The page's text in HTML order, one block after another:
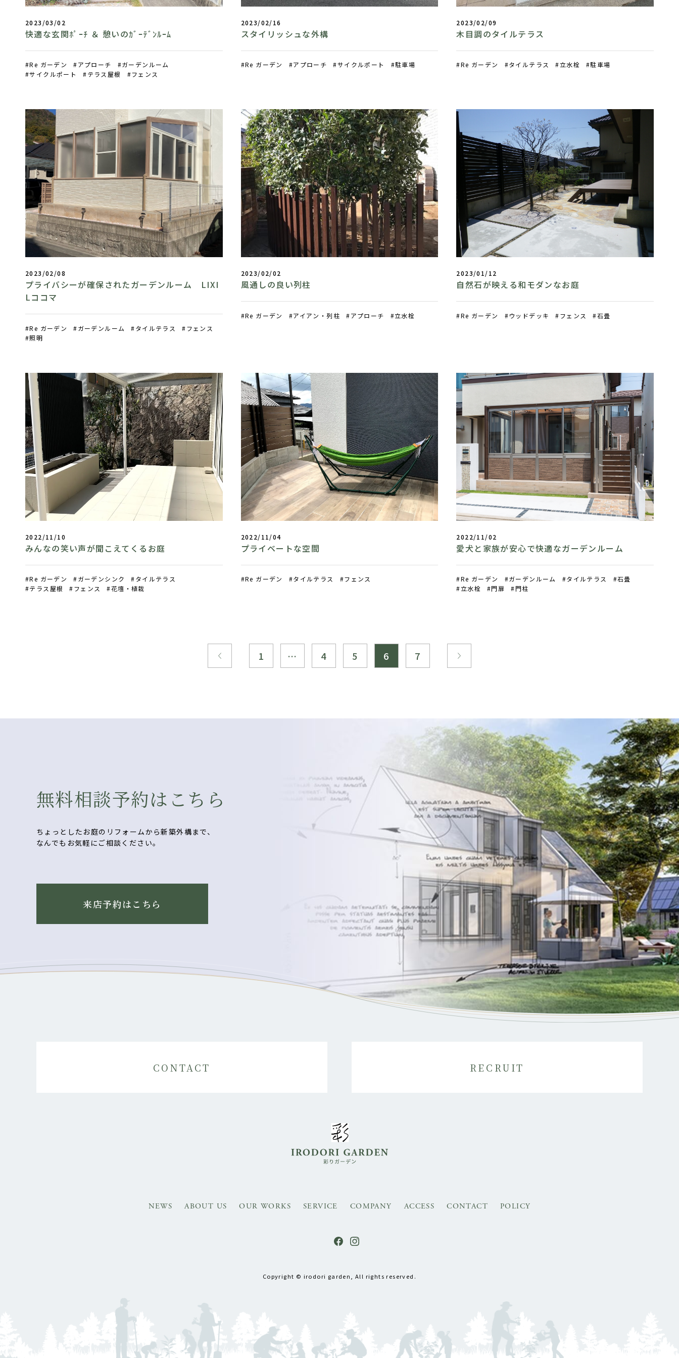
2023/03/02
快適な玄関ﾎﾟｰﾁ ＆ 憩いのｶﾞｰﾃﾞﾝﾙｰﾑ
Re ガーデン アプローチ
ガーデンルーム
サイクルポート
テラス屋根 フェンス
2023/02/16
スタイリッシュな外構
Re ガーデン アプローチ サイクルポート 駐車場
2023/02/09
木目調のタイルテラス
Re ガーデン タイルテラス 立水栓 駐車場
2023/02/08
プライバシーが確保されたガーデンルーム LIXI
Lココマ
Re ガーデン ガーデンルーム タイルテラス
フェンス
照明
2023/02/02
風通しの良い列柱
Re ガーデン アイアン・列柱 アプローチ 立水栓
2023/01/12
自然石が映える和モダンなお庭
Re ガーデン ウッドデッキ フェンス 石畳
2022/11/10
みんなの笑い声が聞こえてくるお庭
Re ガーデン ガーデンシンク
タイルテラス
テラス屋根
フェンス 花壇・植栽
2022/11/04
プライベートな空間
Re ガーデン タイルテラス フェンス
2022/11/02
愛犬と家族が安心で快適なガーデンルーム
Re ガーデン ガーデンルーム タイルテラス
石畳
立水栓
門扉 門柱
1 … 4 5 6 7
無料相談予約はこちら
ちょっとしたお庭のリフォームから新築外構まで、
なんでもお気軽にご相談ください。
来店予約はこちら
CONTACT RECRUIT
NEWS ABOUT US OUR WORKS SERVICE COMPANY ACCESS CONTACT POLICY
Copyright © irodori garden, All rights reserved.